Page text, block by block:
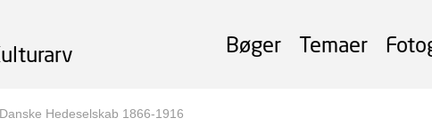
Bøger Temaer
Hedeselskab 1866-1916